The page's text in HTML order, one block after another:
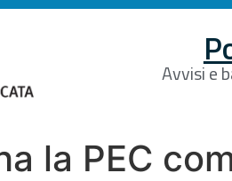
Avvisi e
la PEC